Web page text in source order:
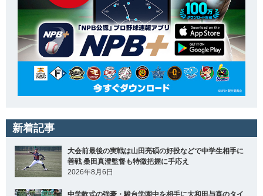
新着記事
大会前最後の実戦は山田亮碩の好投などで中学生相手に
善戦 桑田真澄監督も特徴把握に手応え
2026年8月6日